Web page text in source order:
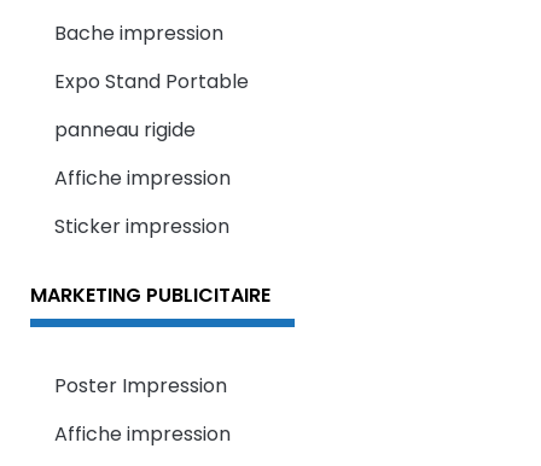
Bache impression
Expo Stand Portable
panneau rigide
Affiche impression
Sticker impression
MARKETING PUBLICITAIRE
Poster Impression
Affiche impression